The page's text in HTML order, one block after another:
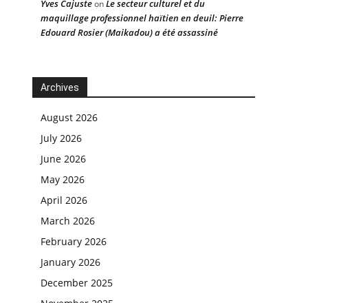
Yves CajusteonLe secteur culturel et du
maquillage professionnel haïtien en deuil: Pierre
Edouard Rosier (Maikadou) a été assassiné
Archives
August 2026
July 2026
June 2026
May 2026
April 2026
March 2026
February 2026
January 2026
December 2025